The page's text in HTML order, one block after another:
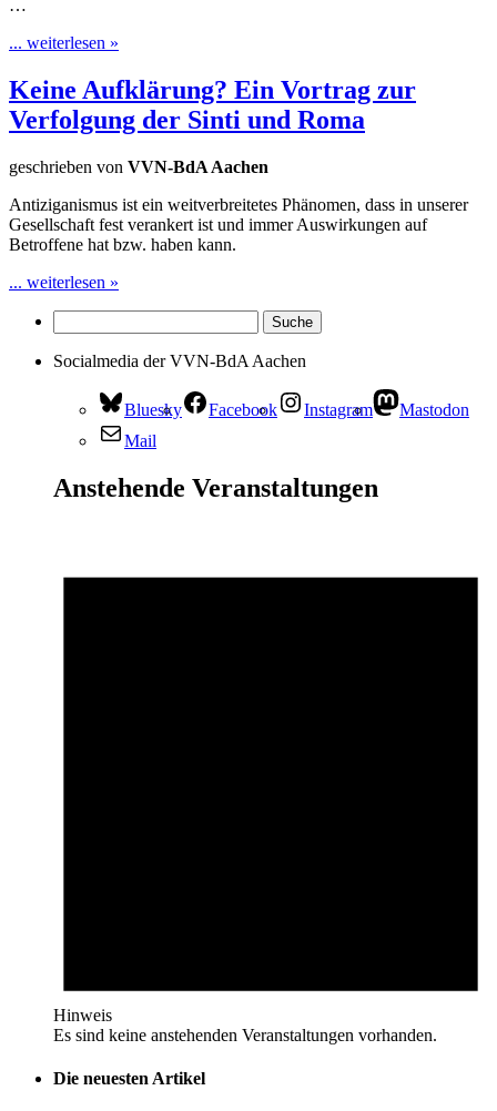
…
... weiterlesen »
Keine Aufklärung? Ein Vortrag zur
Verfolgung der Sinti und Roma
geschrieben von VVN-BdA Aachen
Antiziganismus ist ein weitverbreitetes Phänomen, dass in unserer
Gesellschaft fest verankert ist und immer Auswirkungen auf
Betroffene hat bzw. haben kann.
... weiterlesen »
Socialmedia der VVN-BdA Aachen
Bluesky Facebook Instagram
Mastodon
Mail
Anstehende Veranstaltungen
Hinweis
Es sind keine anstehenden Veranstaltungen vorhanden.
Die neuesten Artikel